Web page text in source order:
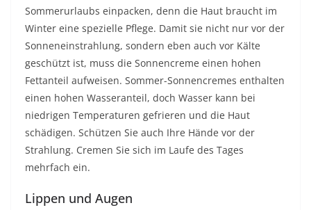
Sommerurlaubs einpacken, denn die Haut braucht im
Winter eine spezielle Pflege. Damit sie nicht nur vor der
Sonneneinstrahlung, sondern eben auch vor Kälte
geschützt ist, muss die Sonnencreme einen hohen
Fettanteil aufweisen. Sommer-Sonnencremes enthalten
einen hohen Wasseranteil, doch Wasser kann bei
niedrigen Temperaturen gefrieren und die Haut
schädigen. Schützen Sie auch Ihre Hände vor der
Strahlung. Cremen Sie sich im Laufe des Tages
mehrfach ein.
Lippen und Augen